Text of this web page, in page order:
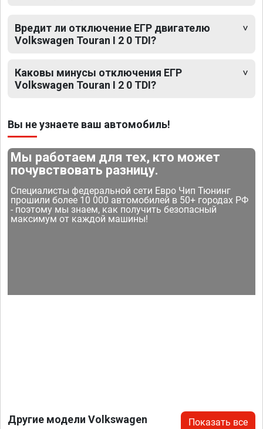
Вредит ли отключение ЕГР двигателю
Volkswagen Touran I 2 0 TDI?
Каковы минусы отключения ЕГР
Volkswagen Touran I 2 0 TDI?
Вы не узнаете ваш автомобиль!
Мы работаем для тех, кто может
почувствовать разницу.
Специалисты федеральной сети Евро Чип Тюнинг
прошили более 10 000 автомобилей в 50+ городах РФ
- поэтому мы знаем, как получить безопасный
максимум от каждой машины!
Другие модели Volkswagen Показать все